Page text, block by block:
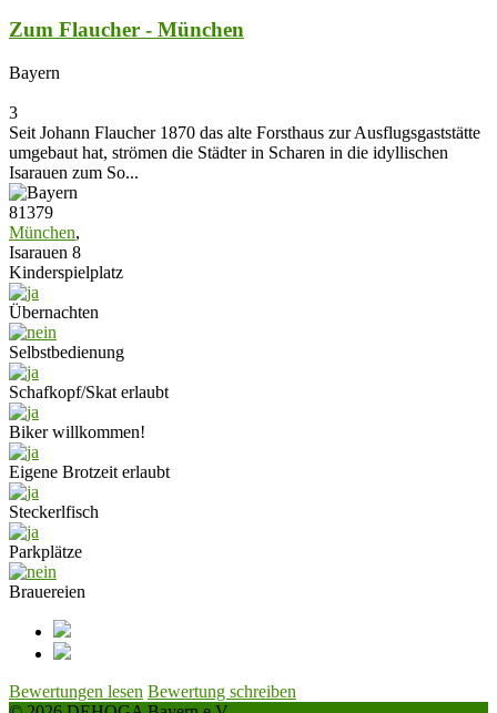
Zum Flaucher - München
Bayern
3
Seit Johann Flaucher 1870 das alte Forsthaus zur Ausflugsgaststätte
umgebaut hat, strömen die Städter in Scharen in die idyllischen
Isarauen zum So...
81379
München,
Isarauen 8
Kinderspielplatz
Übernachten
Selbstbedienung
Schafkopf/Skat erlaubt
Biker willkommen!
Eigene Brotzeit erlaubt
Steckerlfisch
Parkplätze
Brauereien
Bewertungen lesen Bewertung schreiben